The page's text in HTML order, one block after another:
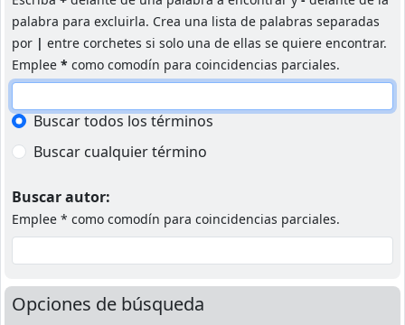
palabra para excluirla. Crea una lista de palabras separadas
por | entre corchetes si solo una de ellas se quiere encontrar.
Emplee * como comodín para coincidencias parciales.
Buscar todos los términos
Buscar cualquier término
Buscar autor:
Emplee * como comodín para coincidencias parciales.
Opciones de búsqueda